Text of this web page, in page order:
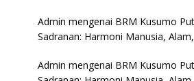
Admin mengenai BRM Kusumo
Sadranan: Harmoni Manusia,
Admin mengenai BRM Kusumo